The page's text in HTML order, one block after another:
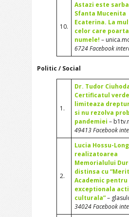
10.
Astazi este
Sfanta Mucenita
Ecaterina. La
celor care poarta
numele! –
6724 Facebook
Politic / Social
1.
Dr. Tudor
Certificatul verde
limiteaza
si nu rezolva
pandemiei –
49413 Facebook
2.
Lucia Hossu-
realizatoarea
Memorialului
distinsa cu
Academic pentru
exceptionala
culturala”–
34024 Facebook